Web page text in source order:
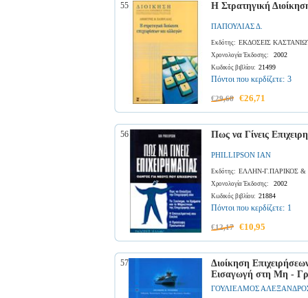
55 Η Στρατηγική
ΠΑΠΟΥΛΙΑΣ Δ.
Εκδότης: ΕΚΔΟΣΕΙΣ
Χρονολογία Έκδοσης: 2002
Κωδικός βιβλίου: 21499
Πόντοι που κερδίζετε: 3
€29,68 €26,71
56 Πως να Γίνεις
PHILLIPSON IAN
Εκδότης: ΕΛΛΗΝ-Γ.ΠΑΡΙΚΟΣ &
Χρονολογία Έκδοσης: 2002
Κωδικός βιβλίου: 21884
Πόντοι που κερδίζετε: 1
€12,17 €10,95
57
Διοίκηση
Εισαγωγή στη Μη -
ΓΟΥΛΙΕΛΜΟΣ